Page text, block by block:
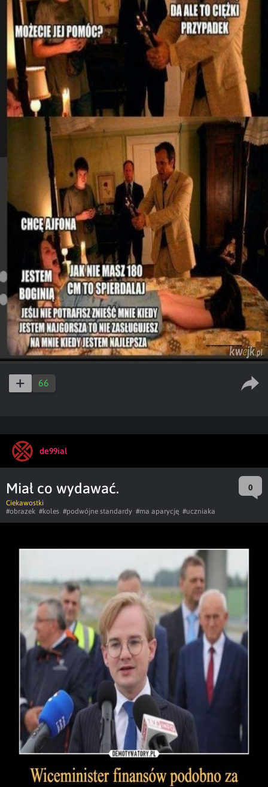
66
de99ial
Miał co wydawać. 0
Ciekawostki
#obrazek #koles #podwójne standardy #ma aparycję #uczniaka